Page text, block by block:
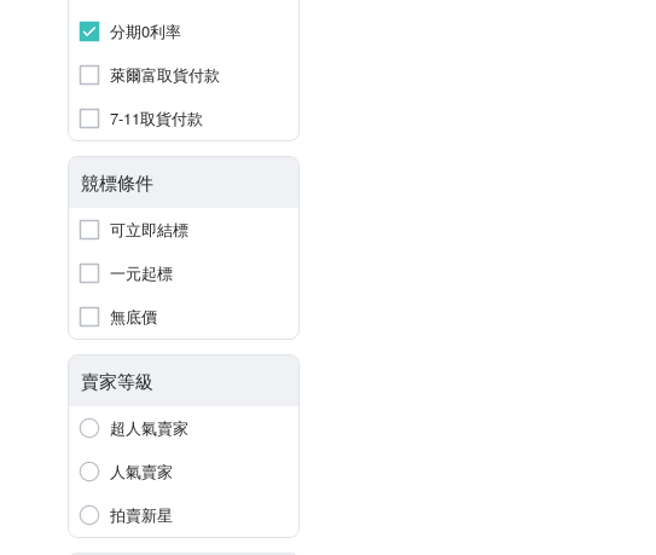
分期0利率
萊爾富取貨付款
7-11取貨付款
競標條件
可立即結標
一元起標
無底價
賣家等級
超人氣賣家
人氣賣家
拍賣新星